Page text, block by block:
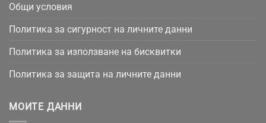
Общи условия
Политика за сигурност на личните данни
Политика за използване на бисквитки
Политика за защита на личните данни
МОИТЕ ДАННИ